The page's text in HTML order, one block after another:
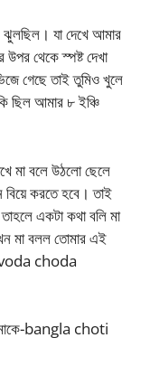
যা দেখে আমার
উপর থেকে স্পষ্ট দেখা
গেছে তাই তুমিও খুলে
ছিল আমার ৮ ইঞ্চি
মা বলে উঠলো ছেলে
করতে হবে। তাই
একটা কথা বলি মা
মা বলল তোমার এই
voda choda
মাকে-bangla choti